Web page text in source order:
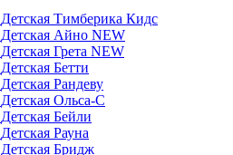
Детская Тимберика Кидс
Детская Айно NEW
Детская Грета NEW
Детская Бетти
Детская Рандеву
Детская Ольса-С
Детская Бейли
Детская Рауна
Детская Бридж